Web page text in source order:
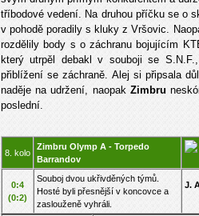
tříbodové vedení. Na druhou příčku se o
v pohodě poradily s kluky z Vršovic.
rozdělily body s o záchranu bojujícím
který utrpěl debakl v souboji se
přiblížení se záchraně. Alej si připsala
naděje na udržení, naopak Zimbru
poslední.
8. kolo
Zimbru Olymp A - Torpedo
Barrandov
0:4
(0:2)
Souboj dvou ukřivděných týmů.
Hosté byli přesnější v koncovce a
zaslouženě vyhráli.
J.